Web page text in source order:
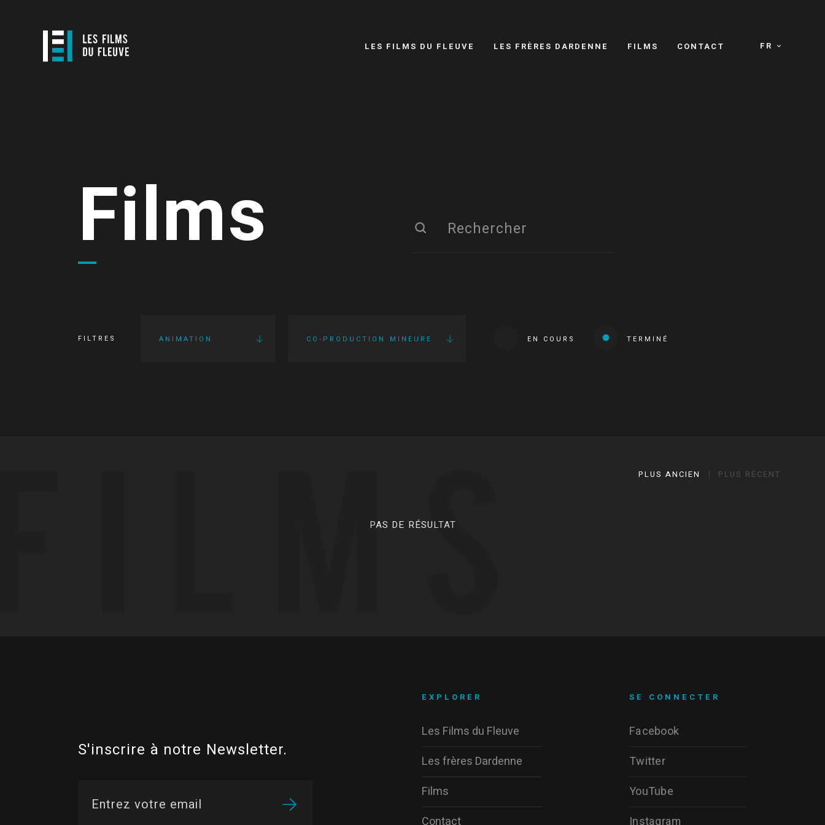
FR
LES FILMS DU FLEUVE LES FRÈRES DARDENNE FILMS CONTACT
Films
FILTRES ANIMATION CO-PRODUCTION MINEURE EN COURS TERMINÉ
PLUS ANCIEN PLUS RÉCENT
PAS DE RÉSULTAT
S'inscrire à notre Newsletter.
SE CONNECTER
Facebook
Twitter
YouTube
Instagram
EXPLORER
Les Films du Fleuve
Les frères Dardenne
Films
Contact